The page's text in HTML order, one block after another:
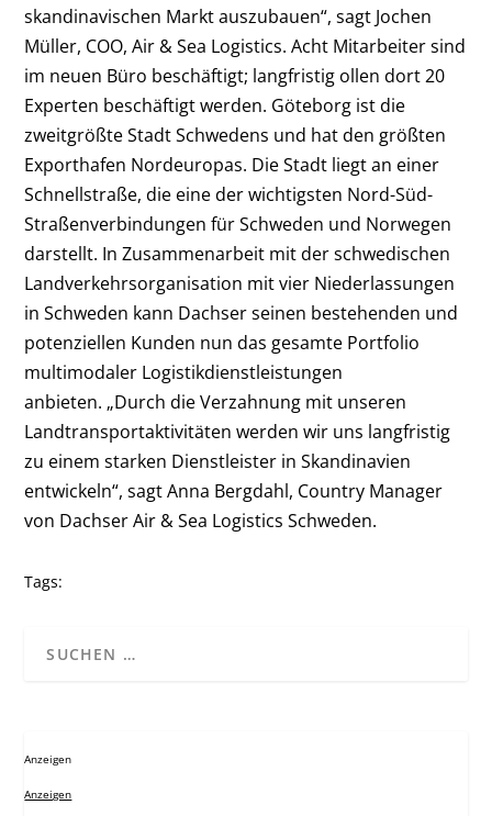
skandinavischen Markt auszubauen“, sagt Jochen
Müller, COO, Air & Sea Logistics. Acht Mitarbeiter sind
im neuen Büro beschäftigt; langfristig ollen dort 20
Experten beschäftigt werden. Göteborg ist die
zweitgrößte Stadt Schwedens und hat den größten
Exporthafen Nordeuropas. Die Stadt liegt an einer
Schnellstraße, die eine der wichtigsten Nord-Süd-
Straßenverbindungen für Schweden und Norwegen
darstellt. In Zusammenarbeit mit der schwedischen
Landverkehrsorganisation mit vier Niederlassungen
in Schweden kann Dachser seinen bestehenden und
potenziellen Kunden nun das gesamte Portfolio
multimodaler Logistikdienstleistungen
anbieten. „Durch die Verzahnung mit unseren
Landtransportaktivitäten werden wir uns langfristig
zu einem starken Dienstleister in Skandinavien
entwickeln“, sagt Anna Bergdahl, Country Manager
von Dachser Air & Sea Logistics Schweden.
Tags:
Anzeigen
Anzeigen